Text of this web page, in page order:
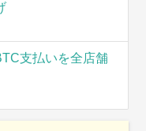
支払いを全店舗